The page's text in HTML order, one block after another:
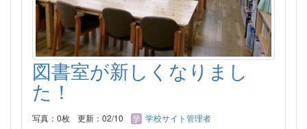
図書室が新しくなりまし
た！
写真：0枚 更新：02/10 学校サイト管理者